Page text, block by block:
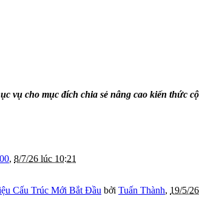
vụ cho mục đích chia sẻ nâng cao kiến thức
, 8/7/26 lúc 10:21
Cấu Trúc Mới Bắt Đầu bởi Tuấn Thành, 19/5/